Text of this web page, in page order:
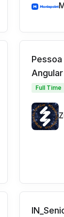
Full Time